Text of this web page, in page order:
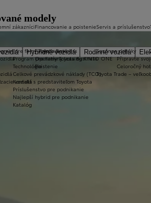
Hybridné vozidlá Rodinné vozidlá
vozidlá
zákazníci
pre firmy Toyota Business
Program pre firmy Toyota Business
Technológie
Celkové prevádzkové náklady (TCO)
Kontakt s predstaviteľom Toyota
Príslušenstvo pre podnikanie
Najlepší hybrid pre podnikanie
Katalóg
Financovanie a poistenie
Financovanie
Operatívny leasing KINTO ONE
Poistenie
Servis a príslušenstvo
Sezónne ponuky
Připravte
Celoročný
Toyota Trade –
modely